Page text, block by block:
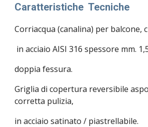
Caratteristiche Tecniche
Corriacqua (canalina) per balcone,
in acciaio AISI 316 spessore mm.
doppia fessura.
Griglia di copertura reversibile
corretta pulizia,
in acciaio satinato / piastrellabile.